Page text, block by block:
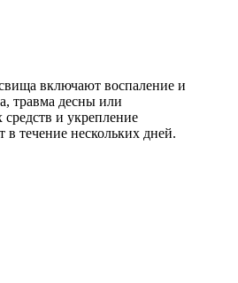
включают воспаление и
травма десны или
и укрепление
течение нескольких дней.